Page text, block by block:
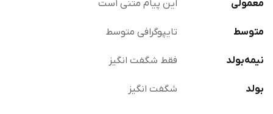
معمولی این پیام متنی است
متوسط تایپوگرافی متوسط
نیمه‌بولد فقط شگفت انگیز
بولد شگفت انگیز